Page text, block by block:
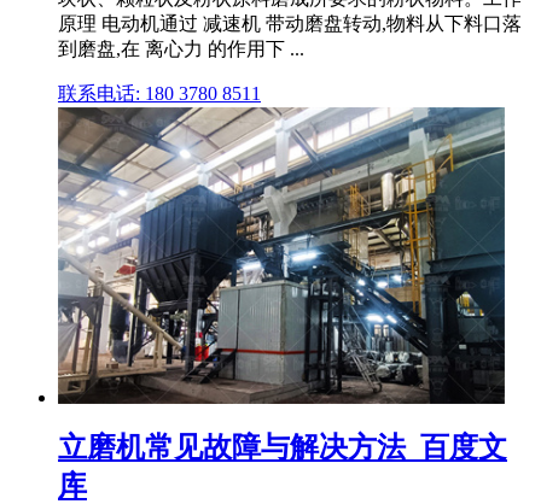
原理 电动机通过 减速机 带动磨盘转动,物料从下料口落
到磨盘,在 离心力 的作用下 ...
联系电话: 180 3780 8511
立磨机常见故障与解决方法_百度文
库